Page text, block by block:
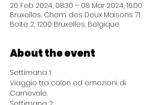
26 Feb 2024, 08:30 – 08 Mar 2024, 16:00
Bruxelles, Chem. des Deux Maisons 71
Boite 2, 1200 Bruxelles, Belgique
About the event
Settimana 1:
Viaggio tra colori ed emozioni di
Carnevale.